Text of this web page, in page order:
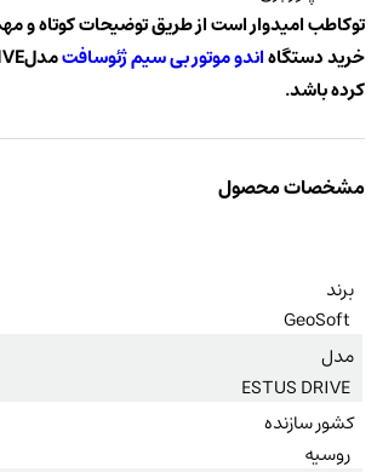
توکاطب امیدوار است از طریق توضیحات کوتاه و
خرید دستگاهاندو موتور بی سیم ژئوسافتمدل
کرده باشد.
مشخصات محصول
برند
GeoSoft
مدل
ESTUS DRIVE
کشور سازنده
روسیه